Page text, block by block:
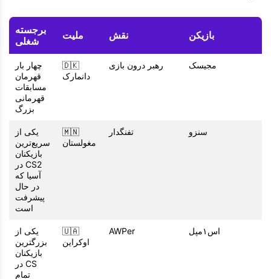
بازیکن نقش ملیت
برجسته
شغلی
مجیسک رهبر درون بازی
🇩🇰
دانمارک
چهار بار
قهرمان
مسابقات
قهرمانی
بزرگ
سنزو تفنگدار
🇲🇳
مغولستان
یکی از
سریع‌ترین
بازیکنان
CS2 در
آسیا که
در حال
پیشرفت
است
اس۱مپل AWPer
🇺🇦
اوکراین
یکی از
بزرگترین
بازیکنان
CS در
تمام